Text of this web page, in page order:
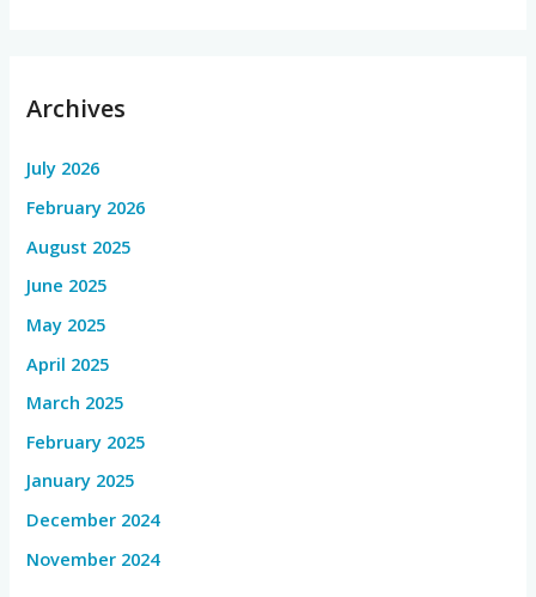
Archives
July 2026
February 2026
August 2025
June 2025
May 2025
April 2025
March 2025
February 2025
January 2025
December 2024
November 2024